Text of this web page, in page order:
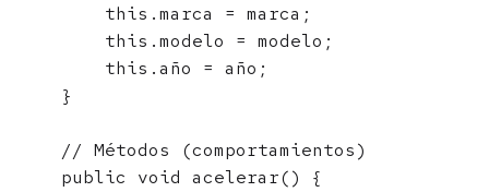
        this.marca = marca;
        this.modelo = modelo;
        this.año = año;
    }
    // Métodos (comportamientos)
    public void acelerar() {